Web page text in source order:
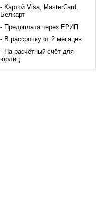
- Картой Visa, MasterCard,
Белкарт
- Предоплата через ЕРИП
- В рассрочку от 2 месяцев
- На расчётный счёт для
юрлиц